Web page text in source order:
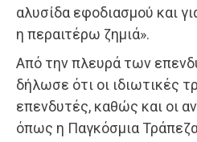
αλυσίδα εφοδιασμού και
η περαιτέρω ζημιά».
Από την πλευρά των
δήλωσε ότι οι ιδιωτικές
επενδυτές, καθώς και οι
όπως η Παγκόσμια